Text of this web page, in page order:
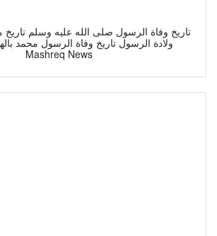
تاريخ وفاة الرسول صلى الله عليه وسلم تاريخ
ولادة الرسول تاريخ وفاة الرسول محمد
Mashreq News